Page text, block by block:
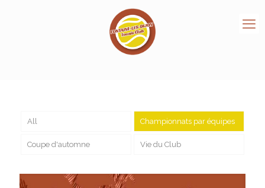
All Championnats par équipes
Coupe d'automne Vie du Club